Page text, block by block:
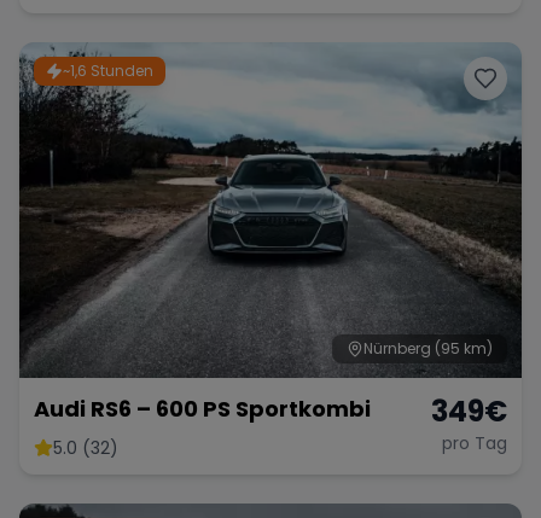
~1,6 Stunden
Nürnberg (95 km)
Audi RS6 – 600 PS Sportkombi
5.0 (32)
349€
pro Tag